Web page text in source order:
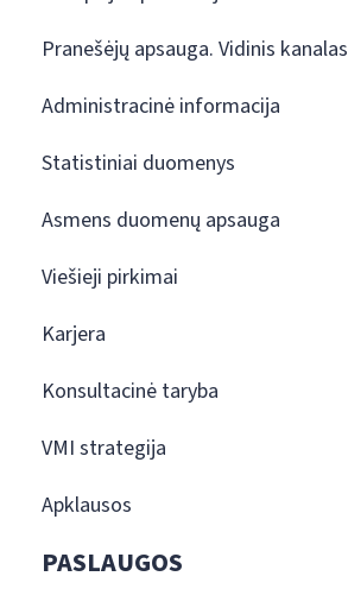
Pranešėjų apsauga. Vidinis kanalas
Administracinė informacija
Statistiniai duomenys
Asmens duomenų apsauga
Viešieji pirkimai
Karjera
Konsultacinė taryba
VMI strategija
Apklausos
PASLAUGOS